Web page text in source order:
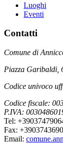
Luoghi
Eventi
Contatti
Comune di
Piazza Garibaldi,
Codice univoco
Codice fiscale:
P.IVA:
Tel:
Fax:
Email: